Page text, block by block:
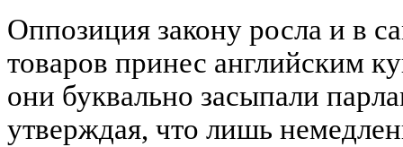
Оппозиция закону росла и в
товаров принес английским
они буквально засыпали
утверждая, что лишь